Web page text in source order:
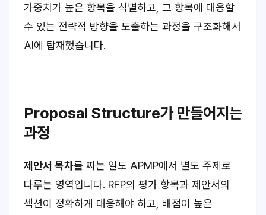
가중치가 높은 항목을 식별하고, 그 항목에 대응할
수 있는 전략적 방향을 도출하는 과정을 구조화해서
AI에 탑재했습니다.
Proposal Structure가 만들어지는
과정
제안서 목차를 짜는 일도 APMP에서 별도 주제로
다루는 영역입니다. RFP의 평가 항목과 제안서의
섹션이 정확하게 대응해야 하고, 배점이 높은